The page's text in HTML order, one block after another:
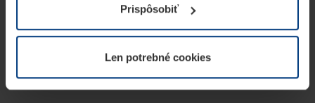
potrebujeme Vaše povolenie. Vaše povolenie môžete
kedykoľvek zmeniť alebo odvolať vo vysvetlení cookie
našej webovej stránky.
Prispôsobiť
Len potrebné cookies